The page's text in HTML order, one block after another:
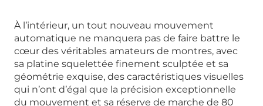
À l’intérieur, un tout nouveau mouvement
automatique ne manquera pas de faire battre le
cœur des véritables amateurs de montres, avec
sa platine squelettée finement sculptée et sa
géométrie exquise, des caractéristiques visuelles
qui n’ont d’égal que la précision exceptionnelle
du mouvement et sa réserve de marche de 80